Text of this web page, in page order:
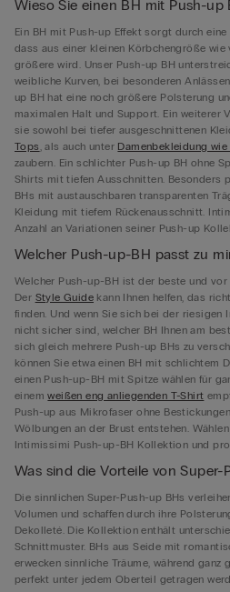
Wieso Sie einen BH mit Push-
Ein BH mit Push-up Effekt sorgt durch
dass aus einer kleinen Körbchengröße
größere wird. Unser Push-up BH
weibliche Kurven, bei besonderen
up BH hat eine noch größere Polsterung
maximalen Halt und Support. Ein weiterer
sie sowohl bei tiefer ausgeschnittenen
Tops, als auch unter Damenbekleidung
zaubern. Ein schlichter Push-up BH ohne
Shirts mit tiefen Ausschnitten. Besonders
BHs mit austauschbaren transparenten
Kleidung mit tiefem Rückenausschnitt.
Anzahl an Variationen seiner Push-up
Welcher Push-up-BH passt zu
Welcher Push-up-BH ist der beste und
Der Style Guide kann Ihnen helfen, das
finden. Und wenn Sie sich bei der
nicht sicher sind, welcher BH Ihnen am
sich gleich mehrere Push-up BHs zu
können Sie etwa einen BH mit schlichtem
einen Push-up-BH mit Spitze wählen für
einemweißen eng anliegenden T-Shirt
Push-up aus Mikrofaser ohne
Wölbungen an der Brust entstehen.
Intimissimi Push-up-BH Kollektion und
Was sind die Vorteile von Super-
Die sinnlichen Super-Push-up BHs
Volumen und schaffen durch ihre
Dekolleté. Die Kollektion enthält
Schnittmuster. BHs aus Seide mit
erwecken sinnliche Träume, während ganz
perfekt unter jedem Oberteil getragen